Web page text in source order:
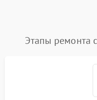
Этапы ремонта